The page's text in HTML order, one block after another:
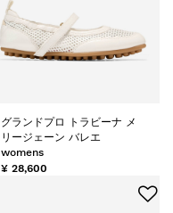
グランドプロ トラビーナ メ
リージェーン バレエ
womens
¥ 28,600